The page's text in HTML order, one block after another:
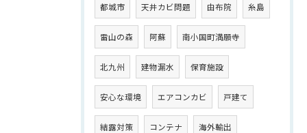
都城市 天井カビ問題 由布院 糸島
雷山の森 阿蘇 南小国町満願寺
北九州 建物漏水 保育施設
安心な環境 エアコンカビ 戸建て
結露対策 コンテナ 海外輸出